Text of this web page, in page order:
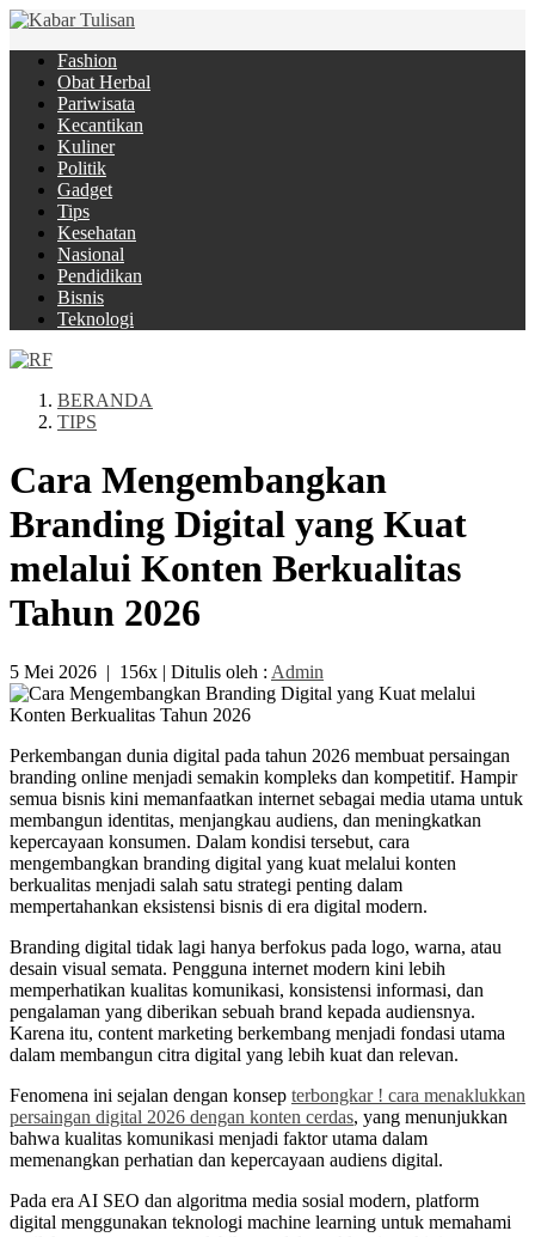
Fashion
Obat Herbal
Pariwisata
Kecantikan
Kuliner
Politik
Gadget
Tips
Kesehatan
Nasional
Pendidikan
Bisnis
Teknologi
BERANDA
TIPS
Cara Mengembangkan
Branding Digital yang Kuat
melalui Konten Berkualitas
Tahun 2026
5 Mei 2026 | 156x | Ditulis oleh : Admin
Perkembangan dunia digital pada tahun 2026 membuat persaingan
branding online menjadi semakin kompleks dan kompetitif. Hampir
semua bisnis kini memanfaatkan internet sebagai media utama untuk
membangun identitas, menjangkau audiens, dan meningkatkan
kepercayaan konsumen. Dalam kondisi tersebut, cara
mengembangkan branding digital yang kuat melalui konten
berkualitas menjadi salah satu strategi penting dalam
mempertahankan eksistensi bisnis di era digital modern.
Branding digital tidak lagi hanya berfokus pada logo, warna, atau
desain visual semata. Pengguna internet modern kini lebih
memperhatikan kualitas komunikasi, konsistensi informasi, dan
pengalaman yang diberikan sebuah brand kepada audiensnya.
Karena itu, content marketing berkembang menjadi fondasi utama
dalam membangun citra digital yang lebih kuat dan relevan.
Fenomena ini sejalan dengan konsep terbongkar ! cara menaklukkan
persaingan digital 2026 dengan konten cerdas, yang menunjukkan
bahwa kualitas komunikasi menjadi faktor utama dalam
memenangkan perhatian dan kepercayaan audiens digital.
Pada era AI SEO dan algoritma media sosial modern, platform
digital menggunakan teknologi machine learning untuk memahami